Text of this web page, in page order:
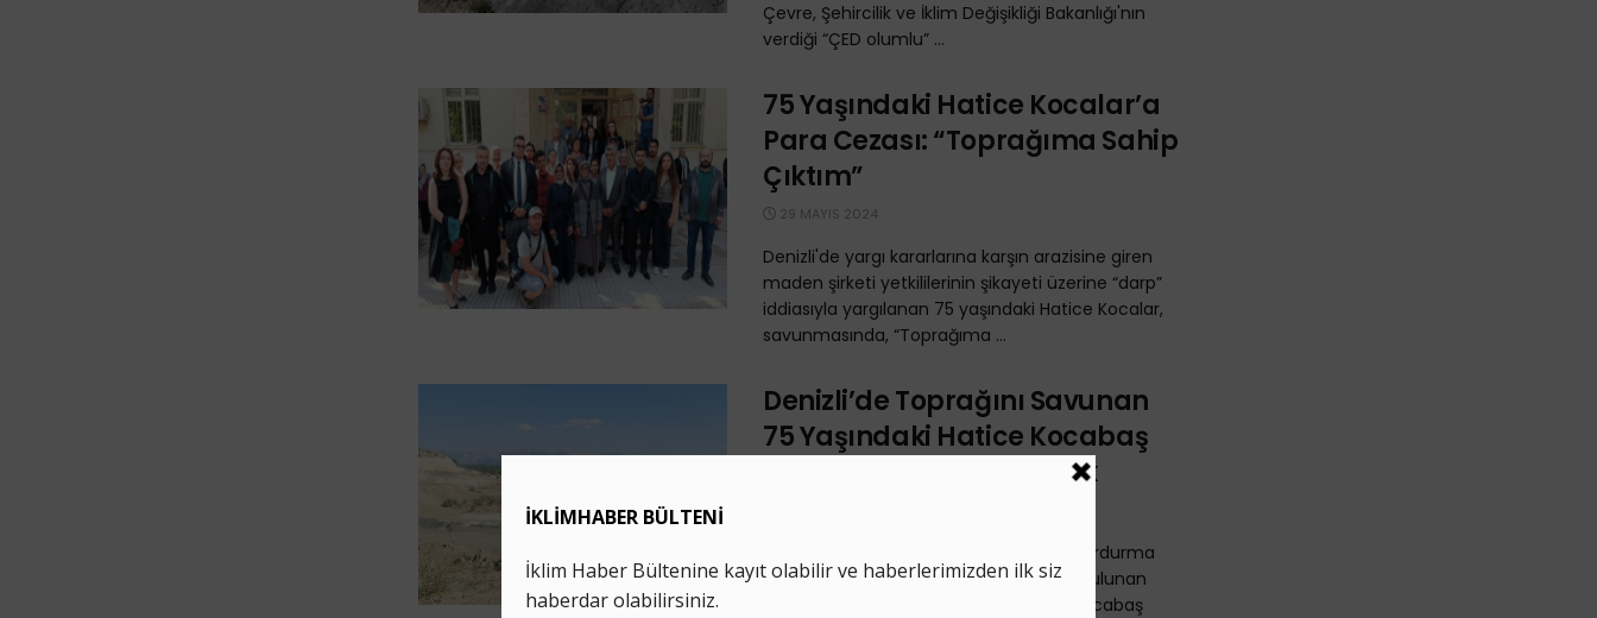
Çevre, Şehircilik ve İklim Değişikliği Bakanlığı'nın
verdiği “ÇED olumlu” ...
75 Yaşındaki Hatice Kocalar’a
Para Cezası: “Toprağıma Sahip
Çıktım”
29 MAYIS 2024
Denizli'de yargı kararlarına karşın arazisine giren
maden şirketi yetkililerinin şikayeti üzerine “darp”
iddiasıyla yargılanan 75 yaşındaki Hatice Kocalar,
savunmasında, “Toprağıma ...
Denizli’de Toprağını Savunan
75 Yaşındaki Hatice Kocabaş
Hakim Karşısına Çıkacak
Denizli’nin Avdan köyünde yürütmeyi durdurma
kararı alınmış kömür madeni alanında bulunan
tarlasını savunan 75 yaşındaki Hatice Kocabaş